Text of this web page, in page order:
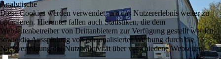
Analytische
Diese Cookies werden verwendet, um das Nutzererlebnis weiter zu
optimieren. Hierunter fallen auch Statistiken, die dem
Webseitenbetreiber von Drittanbietern zur Verfügung gestellt werden,
sowie die Ausspielung von personalisierter Werbung durch die
Nachverfolgung der Nutzeraktivität über verschiedene Webseiten.